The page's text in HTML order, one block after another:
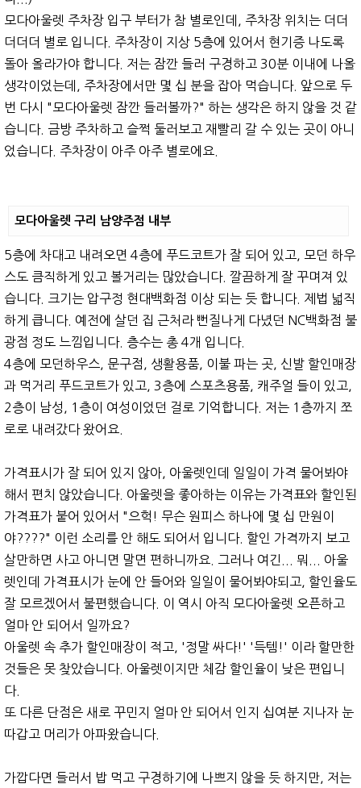
모다아울렛 주차장 입구 부터가 참 별로인데, 주차장 위치는 더더
더더더 별로 입니다. 주차장이 지상 5층에 있어서 현기증 나도록
돌아 올라가야 합니다. 저는 잠깐 들러 구경하고 30분 이내에 나올
생각이었는데, 주차장에서만 몇 십 분을 잡아 먹습니다. 앞으로 두
번 다시 "모다아울렛 잠깐 들러볼까?" 하는 생각은 하지 않을 것 같
습니다. 금방 주차하고 슬쩍 둘러보고 재빨리 갈 수 있는 곳이 아니
었습니다. 주차장이 아주 아주 별로에요.
모다아울렛 구리 남양주점 내부
5층에 차대고 내려오면 4층에 푸드코트가 잘 되어 있고, 모던 하우
스도 큼직하게 있고 볼거리는 많았습니다. 깔끔하게 잘 꾸며져 있
습니다. 크기는 압구정 현대백화점 이상 되는 듯 합니다. 제법 넓직
하게 큽니다. 예전에 살던 집 근처라 뻔질나게 다녔던 NC백화점 불
광점 정도 느낌입니다. 층수는 총 4개 입니다.
4층에 모던하우스, 문구점, 생활용품, 이불 파는 곳, 신발 할인매장
과 먹거리 푸드코트가 있고, 3층에 스포츠용품, 캐주얼 들이 있고,
2층이 남성, 1층이 여성이었던 걸로 기억합니다. 저는 1층까지 쪼
로로 내려갔다 왔어요.
가격표시가 잘 되어 있지 않아, 아울렛인데 일일이 가격 물어봐야
해서 편치 않았습니다. 아울렛을 좋아하는 이유는 가격표와 할인된
가격표가 붙어 있어서 "으헉! 무슨 원피스 하나에 몇 십 만원이
야????" 이런 소리를 안 해도 되어서 입니다. 할인 가격까지 보고
살만하면 사고 아니면 말면 편하니까요. 그러나 여긴... 뭐... 아울
렛인데 가격표시가 눈에 안 들어와 일일이 물어봐야되고, 할인율도
잘 모르겠어서 불편했습니다. 이 역시 아직 모다아울렛 오픈하고
얼마 안 되어서 일까요?
아울렛 속 추가 할인매장이 적고, '정말 싸다!' '득템!' 이라 할만한
것들은 못 찾았습니다. 아울렛이지만 체감 할인율이 낮은 편입니
다.
또 다른 단점은 새로 꾸민지 얼마 안 되어서 인지 십여분 지나자 눈
따갑고 머리가 아파왔습니다.
가깝다면 들러서 밥 먹고 구경하기에 나쁘지 않을 듯 하지만, 저는